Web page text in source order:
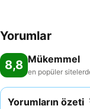
Yorumlar
8,8 Mükemmel
en popüler
Yorumların özeti